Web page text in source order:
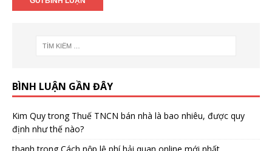
BÌNH LUẬN GẦN ĐÂY
Kim Quytrong Thuế TNCN bán nhà là bao nhiêu, được quy
định như thế nào?